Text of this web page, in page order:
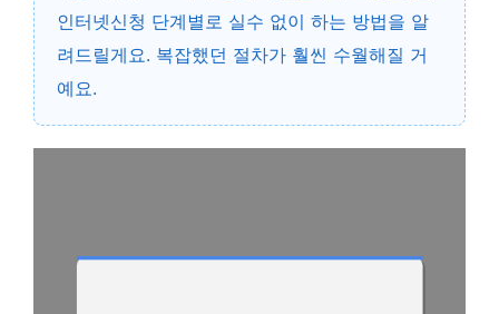
인터넷신청 단계별로 실수 없이 하는 방법을 알
려드릴게요. 복잡했던 절차가 훨씬 수월해질 거
예요.